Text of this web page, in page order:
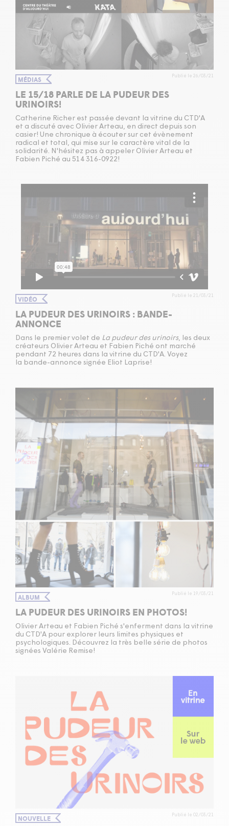
MÉDIAS Publié le 26/03/21
LE 15/18 PARLE DE LA PUDEUR DES
URINOIRS!
Catherine Richer est passée devant la vitrine du CTD'A
et a discuté avec Olivier Arteau, en direct depuis son
casier! Une chronique à écouter sur cet évènement
radical et total, qui mise sur le caractère vital de la
solidarité. N'hésitez pas à appeler Olivier Arteau et
Fabien Piché au 514 316-0922!
VIDÉO Publié le 21/03/21
LA PUDEUR DES URINOIRS : BANDE-
ANNONCE
Dans le premier volet de La pudeur des urinoirs, les deux
créateurs Olivier Arteau et Fabien Piché ont marché
pendant 72 heures dans la vitrine du CTD'A. Voyez
la bande-annonce signée Eliot Laprise!
ALBUM Publié le 19/03/21
LA PUDEUR DES URINOIRS EN PHOTOS!
Olivier Arteau et Fabien Piché s'enferment dans la vitrine
du CTD'A pour explorer leurs limites physiques et
psychologiques. Découvrez la très belle série de photos
signées Valérie Remise!
NOUVELLE Publié le 02/03/21